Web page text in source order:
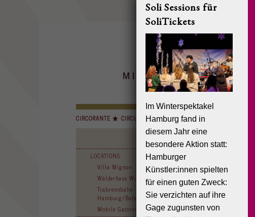
CIRCORANTE CIRCUS MIGNON INSELCIRCUS
LOCATIONS
Villa Mignon
Wälderhaus Wilhelmsburg
Trabrennbahn
Hamburg/Bahrenfeld
Mobile Gastronomie
Soli Sessions für
SoliTickets
Im Winterspektakel
Hamburg fand in
diesem Jahr eine
besondere Aktion statt:
Hamburger
Künstler:innen spielten
für einen guten Zweck:
Sie verzichten auf ihre
Gage zugunsten von